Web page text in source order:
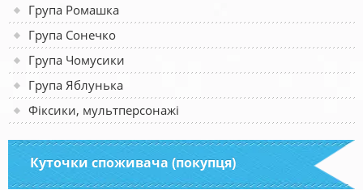
Група Ромашка
Група Сонечко
Група Чомусики
Група Яблунька
Фіксики, мультперсонажі
Куточки споживача (покупця)